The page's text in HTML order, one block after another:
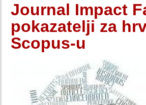
Journal Impact
pokazatelji za
Scopus-u